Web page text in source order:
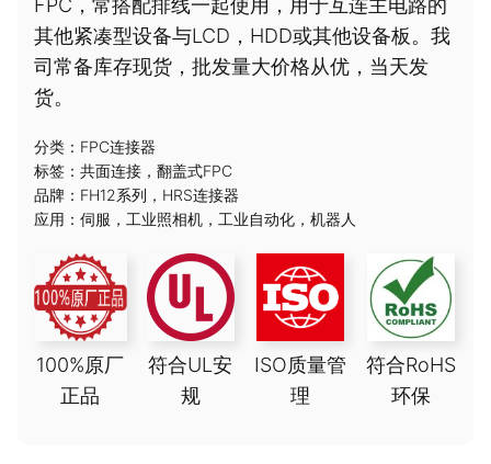
FPC，常搭配排线一起使用，用于互连主电路的
其他紧凑型设备与LCD，HDD或其他设备板。我
司常备库存现货，批发量大价格从优，当天发
货。
分类： FPC连接器
标签： 共面连接 ， 翻盖式FPC
品牌： FH12系列 ， HRS连接器
应用： 伺服 ， 工业照相机 ， 工业自动化 ， 机器人
100%原厂
正品
符合UL安
规
ISO质量管
理
符合RoHS
环保